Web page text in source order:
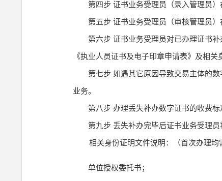
第四步 证书业务受理员（录入管理员
第五步 证书业务受理员（审核管理员
第六步 证书业务受理员对已办理证书
《执业人员证书及电子印章申请表》及相
第七步 如遇其它原因导致交易主体的
业务。
第八步 办理丢失补办数字证书的收费
第九步 丢失补办完毕后证书业务受理
相关身份证明文件说明：（首次办理均
单位授权委托书；